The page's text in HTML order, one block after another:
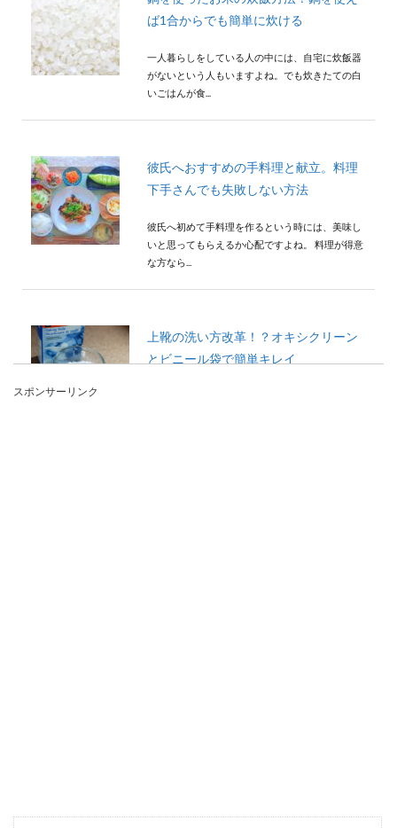
ば1合からでも簡単に炊ける
一人暮らしをしている人の中には、自宅に炊飯器
がないという人もいますよね。でも炊きたての白
いごはんが食...
彼氏へおすすめの手料理と献立。料理
下手さんでも失敗しない方法
彼氏へ初めて手料理を作るという時には、美味し
いと思ってもらえるか心配ですよね。 料理が得意
な方なら...
上靴の洗い方改革！？オキシクリーン
とビニール袋で簡単キレイ
スポンサーリンク